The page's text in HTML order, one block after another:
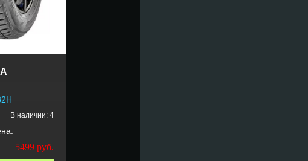
В наличии: 4
5499руб.